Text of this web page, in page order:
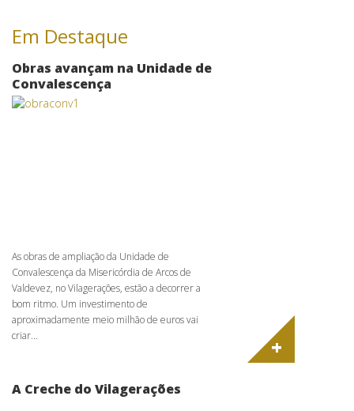
Em Destaque
Obras avançam na Unidade de
Convalescença
As obras de ampliação da Unidade de
Convalescença da Misericórdia de Arcos de
Valdevez, no Vilagerações, estão a decorrer a
bom ritmo. Um investimento de
aproximadamente meio milhão de euros vai
criar...
+
A Creche do Vilagerações